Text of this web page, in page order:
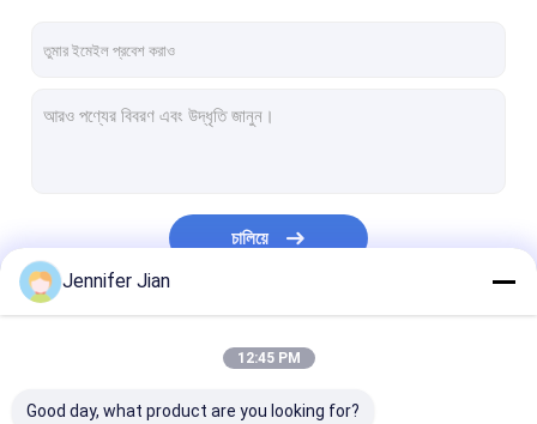
সুরক্ষা মুদ্রণ কালি
অফসেট প্রিন্টিং উপাদান
ডাবল লুপ ওয়্যার
চালিয়ে
Jennifer Jian
12:45 PM
Good day, what product are you looking for?